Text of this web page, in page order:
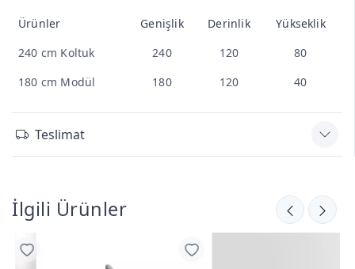
Ürünler Genişlik Derinlik
Yükseklik
240 cm Koltuk
240 120
80
180 cm Modül
180 120 40
Teslimat
İlgili Ürünler